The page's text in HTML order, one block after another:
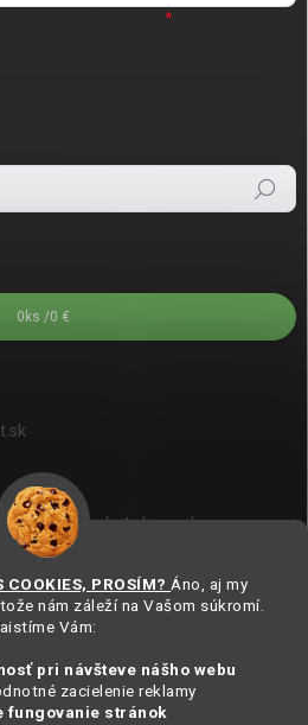
COOKIES, PROSÍM? Áno, aj my
nám záleží na Vašom súkromí.
Vám:
pri návšteve nášho webu
zacielenie reklamy
fungovanie stránok
Hľadať
0 ks /0 €
mamechut.slovensko
@mamechutczsk
. Všechna práva vyhrazena.